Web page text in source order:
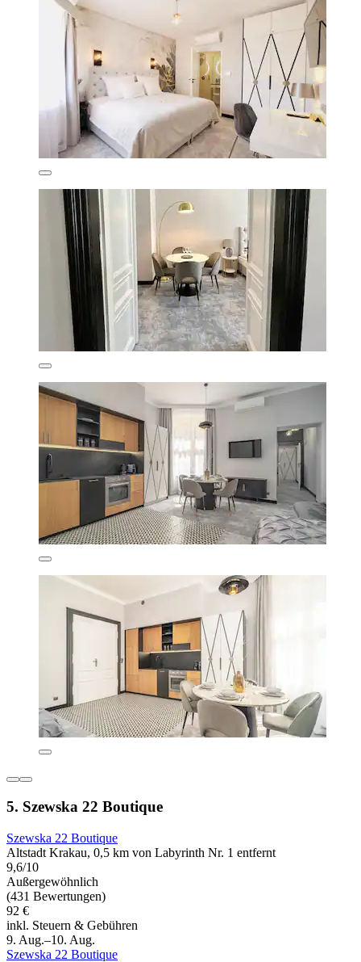
5. Szewska 22 Boutique
Szewska 22 Boutique
Altstadt Krakau, 0,5 km von Labyrinth Nr. 1 entfernt
9,6/10
Außergewöhnlich
(431 Bewertungen)
92 €
inkl. Steuern & Gebühren
9. Aug.–10. Aug.
Szewska 22 Boutique